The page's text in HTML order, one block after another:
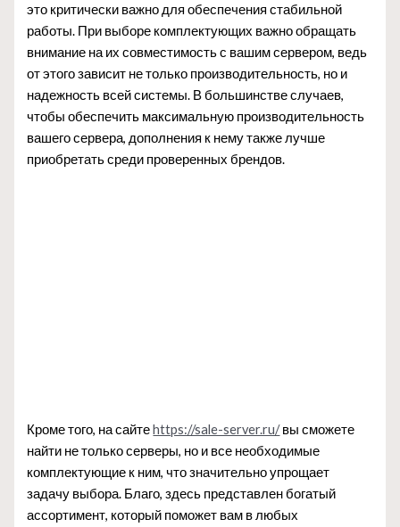
это критически важно для обеспечения стабильной
работы. При выборе комплектующих важно обращать
внимание на их совместимость с вашим сервером, ведь
от этого зависит не только производительность, но и
надежность всей системы. В большинстве случаев,
чтобы обеспечить максимальную производительность
вашего сервера, дополнения к нему также лучше
приобретать среди проверенных брендов.
Кроме того, на сайтеhttps://sale-server.ru/вы сможете
найти не только серверы, но и все необходимые
комплектующие к ним, что значительно упрощает
задачу выбора. Благо, здесь представлен богатый
ассортимент, который поможет вам в любых